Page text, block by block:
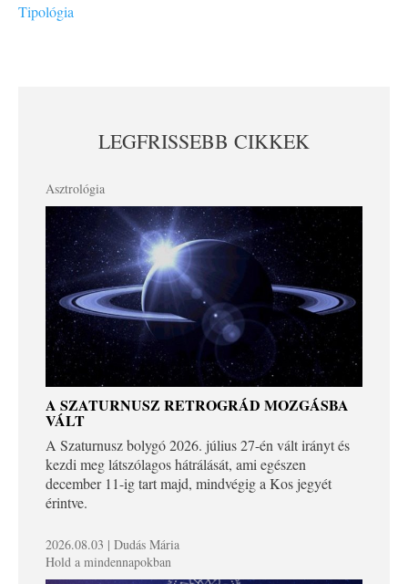
Tipológia
LEGFRISSEBB CIKKEK
Asztrológia
A SZATURNUSZ RETROGRÁD MOZGÁSBA
VÁLT
A Szaturnusz bolygó 2026. július 27-én vált irányt és
kezdi meg látszólagos hátrálását, ami egészen
december 11-ig tart majd, mindvégig a Kos jegyét
érintve.
2026.08.03 | Dudás Mária
Hold a mindennapokban